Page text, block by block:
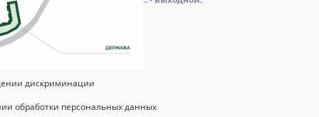
дискриминации
обработки персональных данных